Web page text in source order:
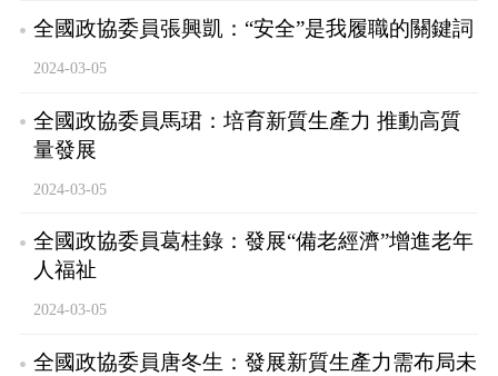
全國政協委員張興凱：“安全”是我履職的關鍵詞
2024-03-05
全國政協委員馬珺：培育新質生產力 推動高質
量發展
2024-03-05
全國政協委員葛桂錄：發展“備老經濟”增進老年
人福祉
2024-03-05
全國政協委員唐冬生：發展新質生產力需布局未